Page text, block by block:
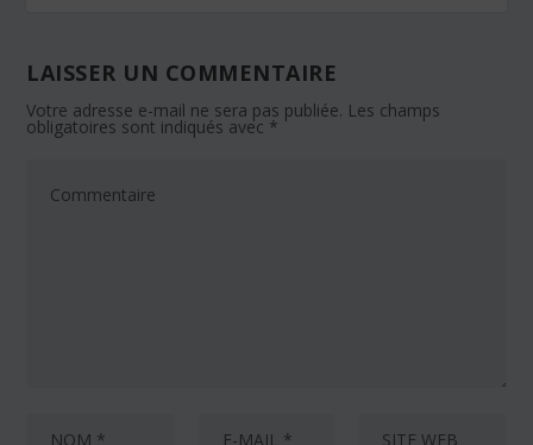
LAISSER UN COMMENTAIRE
Votre adresse e-mail ne sera pas publiée. Les champs
obligatoires sont indiqués avec *